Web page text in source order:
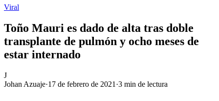
Viral
Toño Mauri es dado de alta tras doble
transplante de pulmón y ocho meses de
estar internado
J
Johan Azuaje·17 de febrero de 2021 ·3 min de lectura